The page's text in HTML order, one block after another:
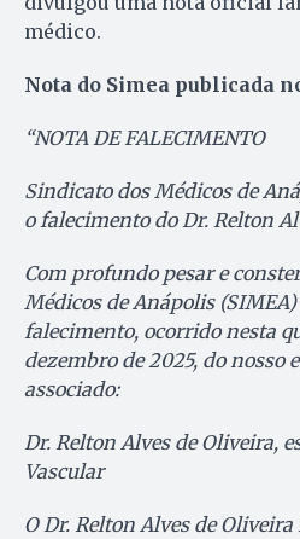
médico.
Nota do Simea publicada
“NOTA DE FALECIMENTO
Sindicato dos Médicos de
o falecimento do Dr. Relton
Com profundo pesar e
Médicos de Anápolis
falecimento, ocorrido nesta
dezembro de 2025, do nosso
associado:
Dr. Relton Alves de Oliveira,
Vascular
O Dr. Relton Alves de